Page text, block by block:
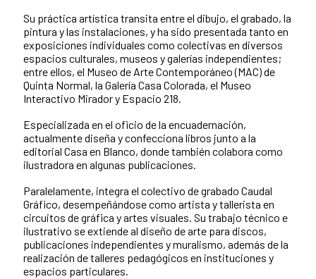
Su práctica artística transita entre el dibujo, el grabado, la
pintura y las instalaciones, y ha sido presentada tanto en
exposiciones individuales como colectivas en diversos
espacios culturales, museos y galerías independientes;
entre ellos, el Museo de Arte Contemporáneo (MAC) de
Quinta Normal, la Galería Casa Colorada, el Museo
Interactivo Mirador y Espacio 218.
Especializada en el oficio de la encuadernación,
actualmente diseña y confecciona libros junto a la
editorial Casa en Blanco, donde también colabora como
ilustradora en algunas publicaciones.
Paralelamente, integra el colectivo de grabado Caudal
Gráfico, desempeñándose como artista y tallerista en
circuitos de gráfica y artes visuales. Su trabajo técnico e
ilustrativo se extiende al diseño de arte para discos,
publicaciones independientes y muralismo, además de la
realización de talleres pedagógicos en instituciones y
espacios particulares.